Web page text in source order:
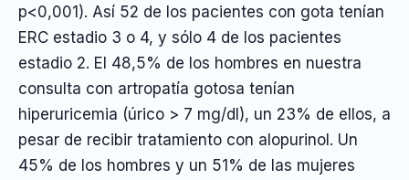
p<0,001). Así 52 de los pacientes con gota tenían
ERC estadio 3 o 4, y sólo 4 de los pacientes
estadio 2. El 48,5% de los hombres en nuestra
consulta con artropatía gotosa tenían
hiperuricemia (úrico > 7 mg/dl), un 23% de ellos, a
pesar de recibir tratamiento con alopurinol. Un
45% de los hombres y un 51% de las mujeres